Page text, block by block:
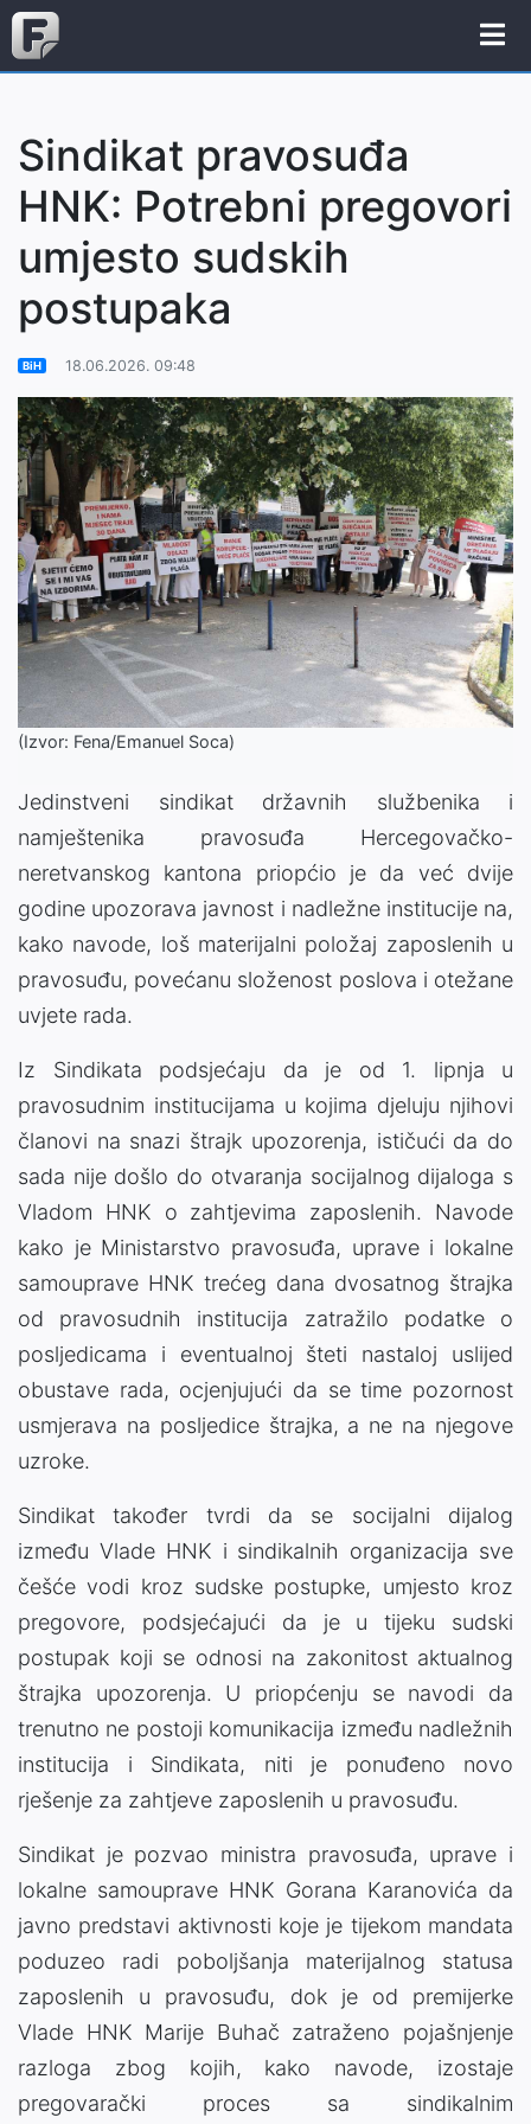
Sindikat pravosuđa
HNK: Potrebni pregovori
umjesto sudskih
postupaka
BiH 18.06.2026. 09:48
(Izvor: Fena/Emanuel Soca)
Jedinstveni sindikat državnih službenika i
namještenika pravosuđa Hercegovačko-
neretvanskog kantona priopćio je da već dvije
godine upozorava javnost i nadležne institucije na,
kako navode, loš materijalni položaj zaposlenih u
pravosuđu, povećanu složenost poslova i otežane
uvjete rada.
Iz Sindikata podsjećaju da je od 1. lipnja u
pravosudnim institucijama u kojima djeluju njihovi
članovi na snazi štrajk upozorenja, ističući da do
sada nije došlo do otvaranja socijalnog dijaloga s
Vladom HNK o zahtjevima zaposlenih. Navode
kako je Ministarstvo pravosuđa, uprave i lokalne
samouprave HNK trećeg dana dvosatnog štrajka
od pravosudnih institucija zatražilo podatke o
posljedicama i eventualnoj šteti nastaloj uslijed
obustave rada, ocjenjujući da se time pozornost
usmjerava na posljedice štrajka, a ne na njegove
uzroke.
Sindikat također tvrdi da se socijalni dijalog
između Vlade HNK i sindikalnih organizacija sve
češće vodi kroz sudske postupke, umjesto kroz
pregovore, podsjećajući da je u tijeku sudski
postupak koji se odnosi na zakonitost aktualnog
štrajka upozorenja. U priopćenju se navodi da
trenutno ne postoji komunikacija između nadležnih
institucija i Sindikata, niti je ponuđeno novo
rješenje za zahtjeve zaposlenih u pravosuđu.
Sindikat je pozvao ministra pravosuđa, uprave i
lokalne samouprave HNK Gorana Karanovića da
javno predstavi aktivnosti koje je tijekom mandata
poduzeo radi poboljšanja materijalnog statusa
zaposlenih u pravosuđu, dok je od premijerke
Vlade HNK Marije Buhač zatraženo pojašnjenje
razloga zbog kojih, kako navode, izostaje
pregovarački proces sa sindikalnim